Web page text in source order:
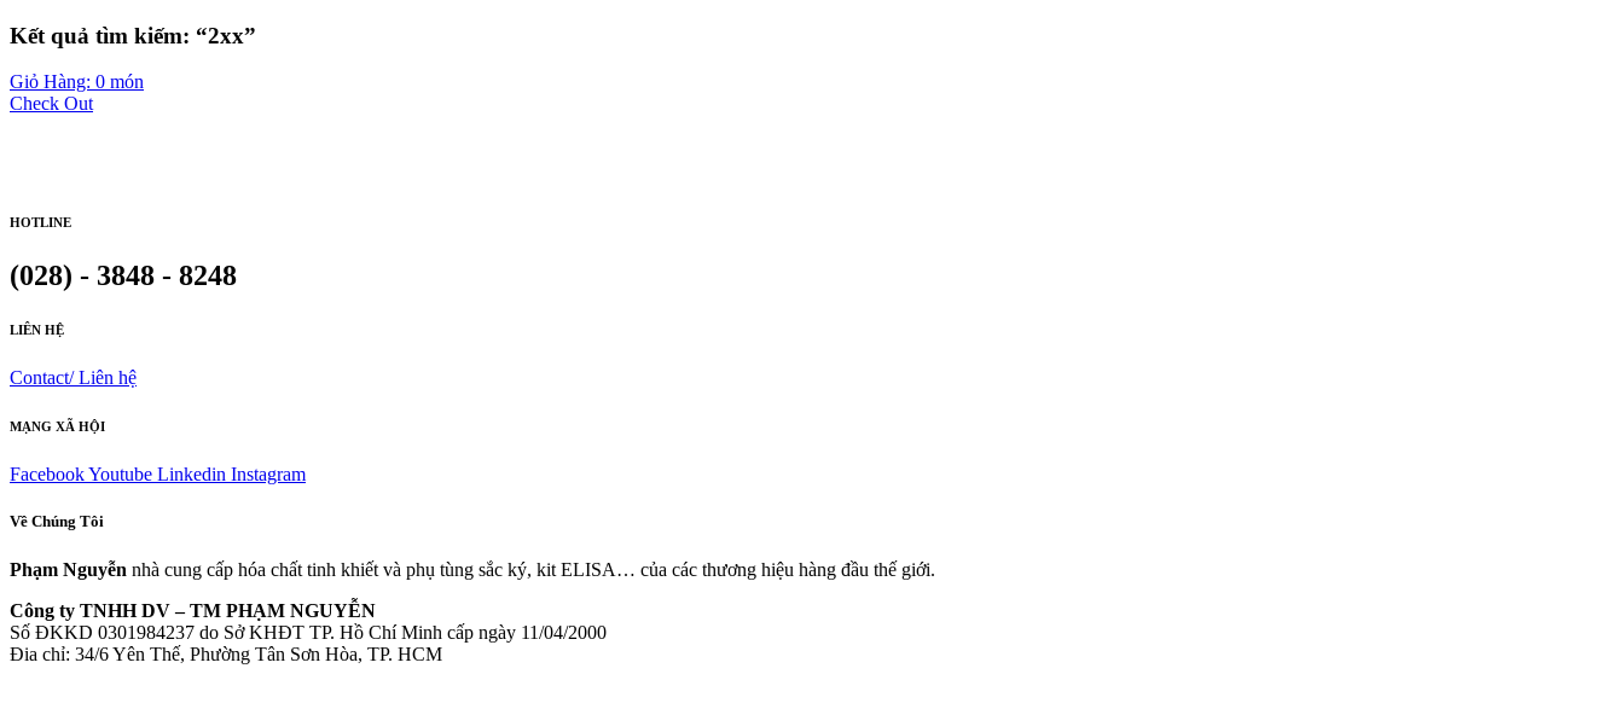
Kết quả tìm kiếm: “2xx”
Giỏ Hàng: 0 món
Check Out
HOTLINE
(028) - 3848 - 8248
LIÊN HỆ
Contact/ Liên hệ
MẠNG XÃ HỘI
FacebookYoutube Linkedin Instagram
Về Chúng Tôi
Phạm Nguyễn nhà cung cấp hóa chất tinh khiết và phụ tùng sắc ký, kit ELISA… của các thương hiệu hàng đầu thế giới.
Công ty TNHH DV – TM PHẠM NGUYỄN
Số ĐKKD 0301984237 do Sở KHĐT TP. Hồ Chí Minh cấp ngày 11/04/2000
Đia chỉ: 34/6 Yên Thế, Phường Tân Sơn Hòa, TP. HCM